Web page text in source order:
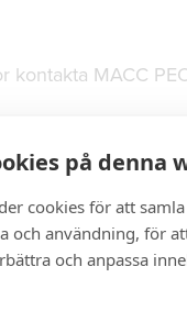
kontakta MACC
på denna
cookies för att
och användning, för
och anpassa